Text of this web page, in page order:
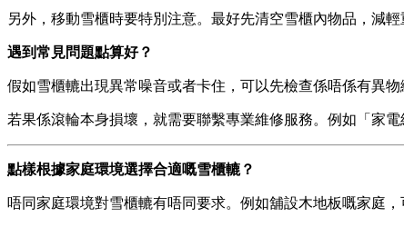
另外，移動雪櫃時要特別注意。最好先清空雪櫃內物品，減
遇到常見問題點算好？
假如雪櫃轆出現異常噪音或者卡住，可以先檢查係唔係有異
若果係滾輪本身損壞，就需要聯繫專業維修服務。例如「家
點樣根據家庭環境選擇合適嘅雪櫃轆？
唔同家庭環境對雪櫃轆有唔同要求。例如舖設木地板嘅家庭